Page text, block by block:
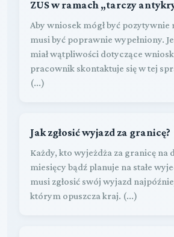
ZUS w ramach „tarczy
Aby wniosek mógł być
musi być poprawnie wypełniony.
miał wątpliwości dotyczące
pracownik skontaktuje się w tej
(...)
Jak zgłosić wyjazd za granicę?
Każdy, kto wyjeżdża za granicę na
miesięcy bądź planuje na stałe
musi zgłosić swój wyjazd
którym opuszcza kraj. (...)